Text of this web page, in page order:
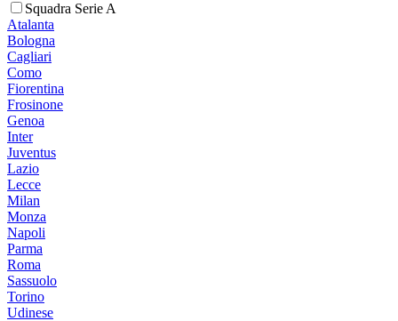
Squadra Serie A
Atalanta
Bologna
Cagliari
Como
Fiorentina
Frosinone
Genoa
Inter
Juventus
Lazio
Lecce
Milan
Monza
Napoli
Parma
Roma
Sassuolo
Torino
Udinese